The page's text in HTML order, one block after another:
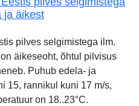
ja äikest
pilves selgimistega ilm.
äikeseoht, õhtul pilvisus
Puhub edela- ja
15, rannikul kuni 17 m/s,
on 18..23°C.